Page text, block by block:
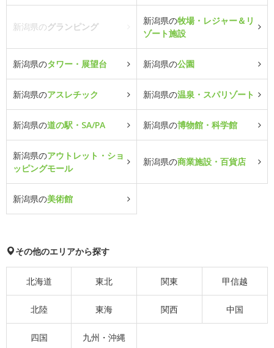
新潟県のグランピング
新潟県の牧場・レジャー＆リ
ゾート施設
新潟県のタワー・展望台 新潟県の公園
新潟県のアスレチック 新潟県の温泉・スパリゾート
新潟県の道の駅・SA/PA 新潟県の博物館・科学館
新潟県のアウトレット・ショ
ッピングモール
新潟県の商業施設・百貨店
新潟県の美術館
その他のエリアから探す
北海道 東北 関東 甲信越
北陸 東海 関西 中国
四国 九州・沖縄